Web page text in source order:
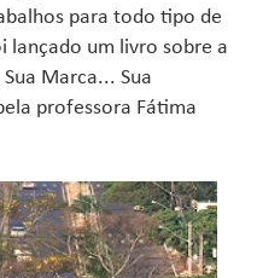
para todo tipo de
lançado um livro sobre a
Marca... Sua
professora Fátima